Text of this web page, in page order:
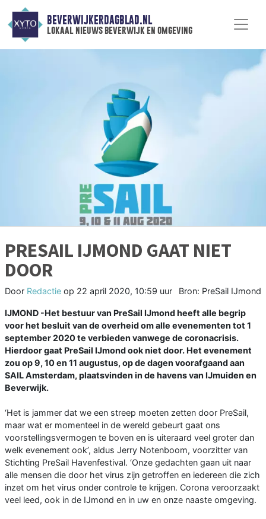
BEVERWIJKERDAGBLAD.NL
lokaal nieuws beverwijk en omgeving
PRESAIL IJMOND GAAT NIET
DOOR
Door Redactie op 22 april 2020, 10:59 uur Bron: PreSail IJmond
IJMOND -Het bestuur van PreSail IJmond heeft alle begrip
voor het besluit van de overheid om alle evenementen tot 1
september 2020 te verbieden vanwege de coronacrisis.
Hierdoor gaat PreSail IJmond ook niet door. Het evenement
zou op 9, 10 en 11 augustus, op de dagen voorafgaand aan
SAIL Amsterdam, plaatsvinden in de havens van IJmuiden en
Beverwijk.
‘Het is jammer dat we een streep moeten zetten door PreSail,
maar wat er momenteel in de wereld gebeurt gaat ons
voorstellingsvermogen te boven en is uiteraard veel groter dan
welk evenement ook’, aldus Jerry Notenboom, voorzitter van
Stichting PreSail Havenfestival. ‘Onze gedachten gaan uit naar
alle mensen die door het virus zijn getroffen en iedereen die zich
inzet om het virus onder controle te krijgen. Corona veroorzaakt
veel leed, ook in de IJmond en in uw en onze naaste omgeving.